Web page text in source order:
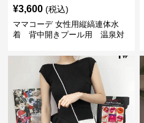
¥3,600 (税込)
ママコーデ 女性用縦縞連体水
着 背中開きプール用 温泉対